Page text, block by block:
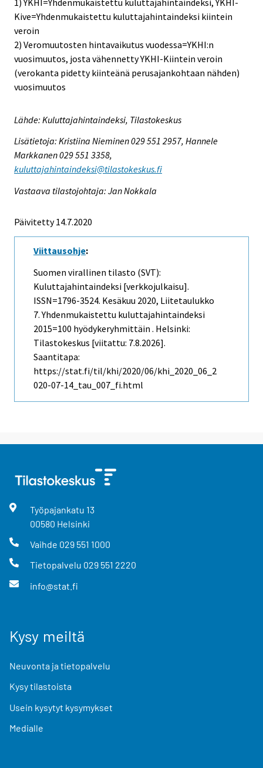
Kive=Yhdenmukaistettu kuluttajahintaindeksi kiintein
veroin
2) Veromuutosten hintavaikutus vuodessa=YKHI:n
vuosimuutos, josta vähennetty YKHI-Kiintein veroin
(verokanta pidetty kiinteänä perusajankohtaan nähden)
vuosimuutos
Lähde: Kuluttajahintaindeksi, Tilastokeskus
Lisätietoja: Kristiina Nieminen 029 551 2957, Hannele
Markkanen 029 551 3358,
kuluttajahintaindeksi@tilastokeskus.fi
Vastaava tilastojohtaja: Jan Nokkala
Päivitetty 14.7.2020
Viittausohje:
Suomen virallinen tilasto (SVT):
Kuluttajahintaindeksi [verkkojulkaisu].
ISSN=1796-3524. Kesäkuu 2020, Liitetaulukko
7. Yhdenmukaistettu kuluttajahintaindeksi
2015=100 hyödykeryhmittäin . Helsinki:
Tilastokeskus [viitattu: 7.8.2026].
Saantitapa:
https://stat.fi/til/khi/2020/06/khi_2020_06_2
020-07-14_tau_007_fi.html
Työpajankatu 13
00580 Helsinki
Vaihde 029 551 1000
Tietopalvelu 029 551 2220
info@stat.fi
Kysy meiltä
Neuvonta ja tietopalvelu
Kysy tilastoista
Usein kysytyt kysymykset
Medialle